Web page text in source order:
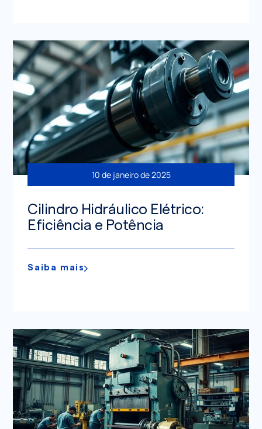
10 de janeiro de 2025
Cilindro Hidráulico Elétrico:
Eficiência e Potência
Saiba mais